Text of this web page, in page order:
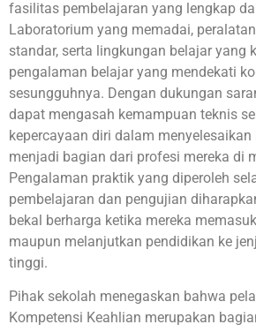
fasilitas pembelajaran yang lengkap
Laboratorium yang memadai,
standar, serta lingkungan belajar yang
pengalaman belajar yang mendekati
sesungguhnya. Dengan dukungan
dapat mengasah kemampuan teknis
kepercayaan diri dalam
menjadi bagian dari profesi mereka di
Pengalaman praktik yang diperoleh
pembelajaran dan pengujian
bekal berharga ketika mereka
maupun melanjutkan pendidikan ke
tinggi.
Pihak sekolah menegaskan bahwa
Kompetensi Keahlian merupakan